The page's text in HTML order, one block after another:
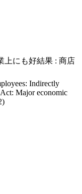
上にも好結果 : 商店
Indirectly
Major economic